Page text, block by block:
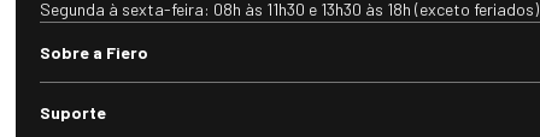
Segunda à sexta-feira: 08h às 11h30 e 13h30 às 18h (exceto feriados)
Sobre a Fiero
Suporte